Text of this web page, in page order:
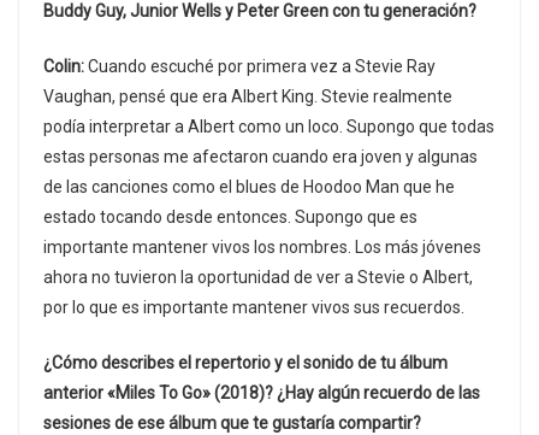
Buddy Guy, Junior Wells y Peter Green con tu generación?
Colin:Cuando escuché por primera vez a Stevie Ray
Vaughan, pensé que era Albert King. Stevie realmente
podía interpretar a Albert como un loco. Supongo que todas
estas personas me afectaron cuando era joven y algunas
de las canciones como el blues de Hoodoo Man que he
estado tocando desde entonces. Supongo que es
importante mantener vivos los nombres. Los más jóvenes
ahora no tuvieron la oportunidad de ver a Stevie o Albert,
por lo que es importante mantener vivos sus recuerdos.
¿Cómo describes el repertorio y el sonido de tu álbum
anterior «Miles To Go» (2018)? ¿Hay algún recuerdo de las
sesiones de ese álbum que te gustaría compartir?